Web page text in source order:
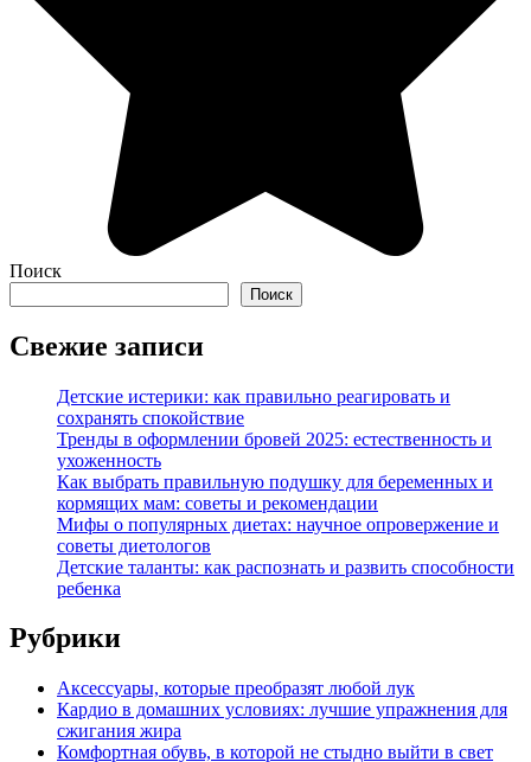
Поиск
Поиск
Свежие записи
Детские истерики: как правильно реагировать и
сохранять спокойствие
Тренды в оформлении бровей 2025: естественность и
ухоженность
Как выбрать правильную подушку для беременных и
кормящих мам: советы и рекомендации
Мифы о популярных диетах: научное опровержение и
советы диетологов
Детские таланты: как распознать и развить способности
ребенка
Рубрики
Аксессуары, которые преобразят любой лук
Кардио в домашних условиях: лучшие упражнения для
сжигания жира
Комфортная обувь, в которой не стыдно выйти в свет